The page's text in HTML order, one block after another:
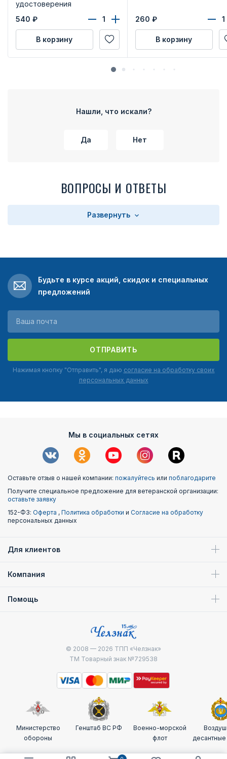
удостоверения
540 ₽
В корзину
260 ₽
В корзину
Нашли, что искали?
Да Нет
ВОПРОСЫ И ОТВЕТЫ
Развернуть
Будьте в курсе акций, скидок и специальных
предложений
ОТПРАВИТЬ
Нажимая кнопку "Отправить", я даю согласие на обработку своих
персональных данных
Мы в социальных сетях
Оставьте отзыв о нашей компании: пожалуйтесь или поблагодарите
Получите специальное предложение для ветеранской организации:
оставьте заявку
152-ФЗ: Оферта , Политика обработки и Согласие на обработку
персональных данных
Для клиентов
Компания
Помощь
© 2008 — 2026 ТПП «Челзнак»
ТМ Товарный знак №729538
Министерство
обороны
Генштаб ВС РФ
Военно-морской
флот
десантные